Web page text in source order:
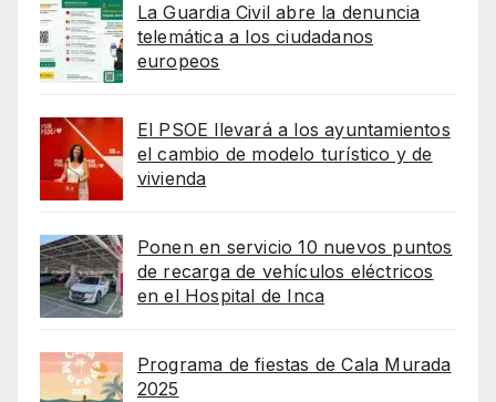
La Guardia Civil abre la denuncia
telemática a los ciudadanos
europeos
El PSOE llevará a los ayuntamientos
el cambio de modelo turístico y de
vivienda
Ponen en servicio 10 nuevos puntos
de recarga de vehículos eléctricos
en el Hospital de Inca
Programa de fiestas de Cala Murada
2025